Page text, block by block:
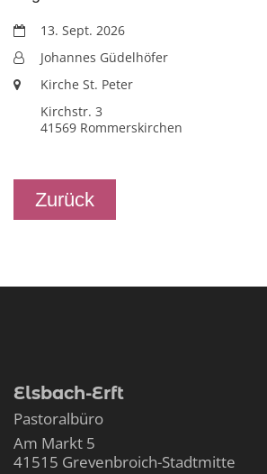
Datum:13. Sept. 2026
Von:
Johannes Güdelhöfer
Ort:
Kirche St. Peter
Kirchstr. 3
41569 Rommerskirchen
Zurück
Elsbach-Erft
Pastoralbüro
Am Markt 5
41515 Grevenbroich-Stadtmitte